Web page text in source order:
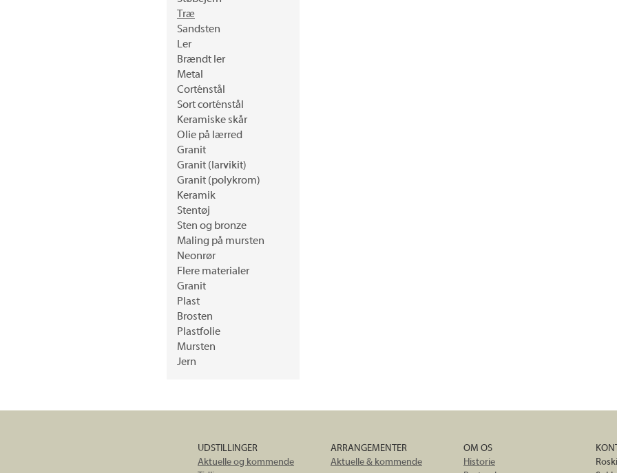
Træ
Sandsten
Ler
Brændt ler
Metal
Corténstål
Sort corténstål
Keramiske skår
Olie på lærred
Granit
Granit (larvikit)
Granit (polykrom)
Keramik
Stentøj
Sten og bronze
Maling på mursten
Neonrør
Flere materialer
Granit
Plast
Brosten
Plastfolie
Mursten
Jern
UDSTILLINGER
Aktuelle og kommende
ARRANGEMENTER
Aktuelle & kommende
OM OS
Historie